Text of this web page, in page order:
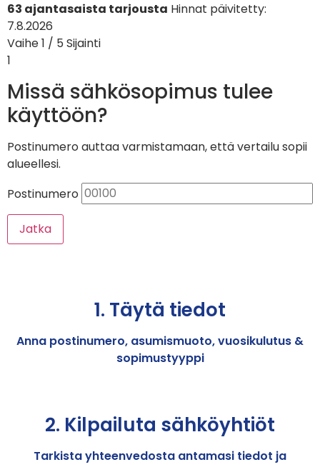
63 ajantasaista tarjousta Hinnat päivitetty:
7.8.2026
Vaihe 1 / 5 Sijainti
1
Missä sähkösopimus tulee
käyttöön?
Postinumero auttaa varmistamaan, että vertailu sopii
alueellesi.
Postinumero
Jatka
1. Täytä tiedot
Anna postinumero, asumismuoto, vuosikulutus &
sopimustyyppi
2. Kilpailuta sähköyhtiöt
Tarkista yhteenvedosta antamasi tiedot ja